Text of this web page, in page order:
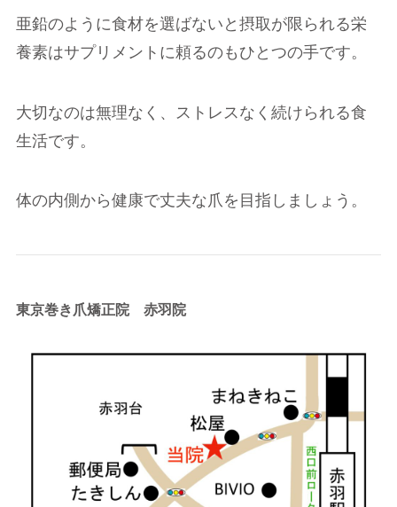
亜鉛のように食材を選ばないと摂取が限られる栄
養素はサプリメントに頼るのもひとつの手です。
大切なのは無理なく、ストレスなく続けられる食
生活です。
体の内側から健康で丈夫な爪を目指しましょう。
東京巻き爪矯正院 赤羽院